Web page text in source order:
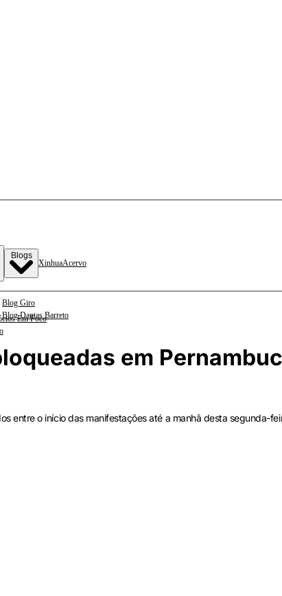
Em Foco
Blogs
Blog Giro
Blog Dantas Barreto
XinhuaAcervo
em
entre o início das manifestações até a manhã desta segunda-